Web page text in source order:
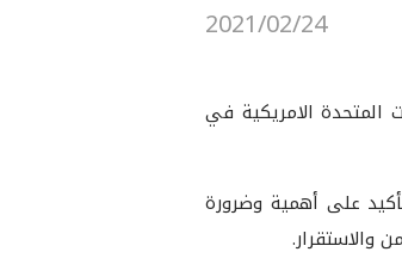
2021/02/24
٢٠٢١، السيد ماثيو تولر سفير الولايات المتحدة الامريكية في
على أهمية وضرورة
والاستقرار.